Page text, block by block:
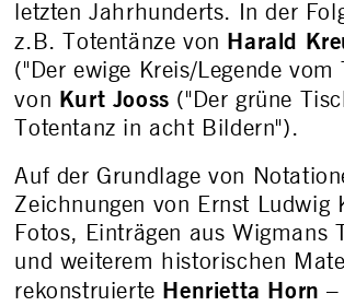
letzten Jahrhunderts. In der
z.B. Totentänze von Harald
("Der ewige Kreis/Legende vom
von Kurt Jooss ("Der grüne
Totentanz in acht Bildern").
Auf der Grundlage von
Zeichnungen von Ernst Ludwig
Fotos, Einträgen aus Wigmans
und weiterem historischen
rekonstruierte Henrietta Horn –